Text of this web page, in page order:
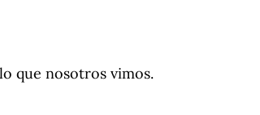
que nosotros vimos.